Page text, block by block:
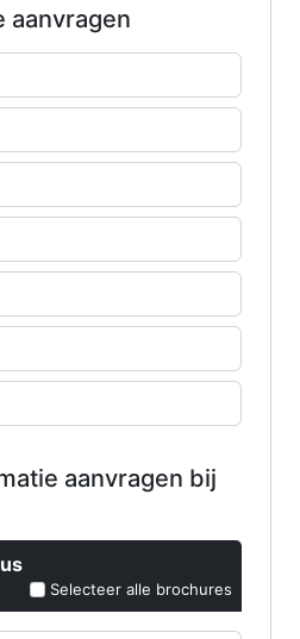
aanvragen
aanvragen bij
Selecteer alle brochures